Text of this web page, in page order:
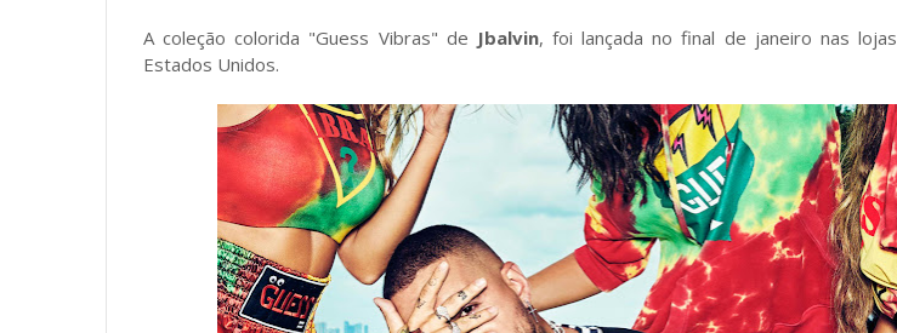
A coleção colorida "Guess Vibras" de Jbalvin, foi lançada no final de janeiro nas lojas
Estados Unidos.